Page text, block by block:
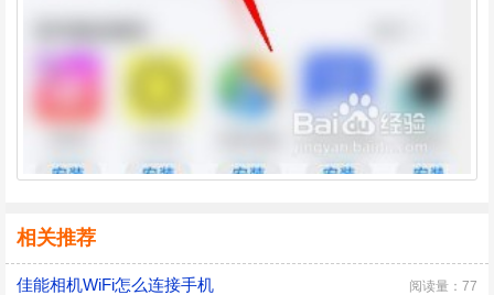
相关推荐
佳能相机WiFi怎么连接手机 阅读量：77